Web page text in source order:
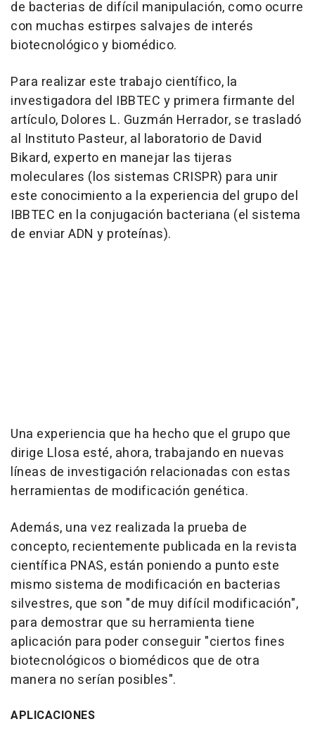
de bacterias de difícil manipulación, como ocurre
con muchas estirpes salvajes de interés
biotecnológico y biomédico.
Para realizar este trabajo científico, la
investigadora del IBBTEC y primera firmante del
artículo, Dolores L. Guzmán Herrador, se trasladó
al Instituto Pasteur, al laboratorio de David
Bikard, experto en manejar las tijeras
moleculares (los sistemas CRISPR) para unir
este conocimiento a la experiencia del grupo del
IBBTEC en la conjugación bacteriana (el sistema
de enviar ADN y proteínas).
Una experiencia que ha hecho que el grupo que
dirige Llosa esté, ahora, trabajando en nuevas
líneas de investigación relacionadas con estas
herramientas de modificación genética.
Además, una vez realizada la prueba de
concepto, recientemente publicada en la revista
científica PNAS, están poniendo a punto este
mismo sistema de modificación en bacterias
silvestres, que son "de muy difícil modificación",
para demostrar que su herramienta tiene
aplicación para poder conseguir "ciertos fines
biotecnológicos o biomédicos que de otra
manera no serían posibles".
APLICACIONES